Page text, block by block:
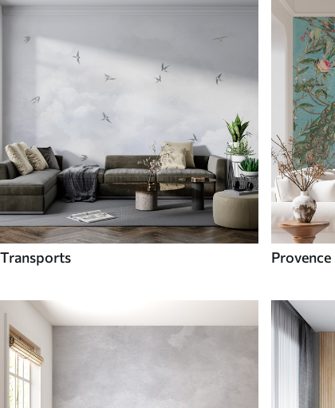
Transports Provence